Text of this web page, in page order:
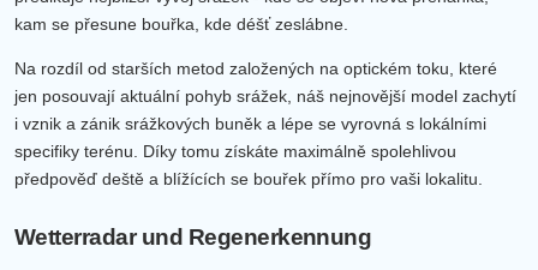
kam se přesune bouřka, kde déšť zeslábne.
Na rozdíl od starších metod založených na optickém toku, které
jen posouvají aktuální pohyb srážek, náš nejnovější model zachytí
i vznik a zánik srážkových buněk a lépe se vyrovná s lokálními
specifiky terénu. Díky tomu získáte maximálně spolehlivou
předpověď deště a blížících se bouřek přímo pro vaši lokalitu.
Wetterradar und Regenerkennung